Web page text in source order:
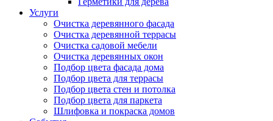
Услуги
Очистка деревянного фасада
Очистка деревянной террасы
Очистка садовой мебели
Очистка деревянных окон
Подбор цвета фасада дома
Подбор цвета для террасы
Подбор цвета стен и потолка
Подбор цвета для паркета
Шлифовка и покраска домов